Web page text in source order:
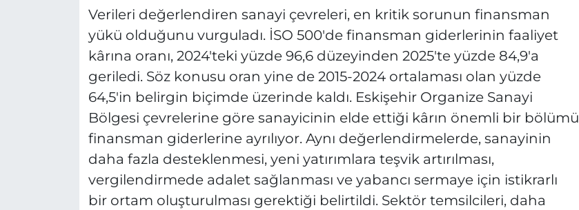
Verileri değerlendiren sanayi çevreleri, en kritik sorunun finansman
yükü olduğunu vurguladı. İSO 500'de finansman giderlerinin faaliyet
kârına oranı, 2024'teki yüzde 96,6 düzeyinden 2025'te yüzde 84,9'a
geriledi. Söz konusu oran yine de 2015-2024 ortalaması olan yüzde
64,5'in belirgin biçimde üzerinde kaldı. Eskişehir Organize Sanayi
Bölgesi çevrelerine göre sanayicinin elde ettiği kârın önemli bir bölümü
finansman giderlerine ayrılıyor. Aynı değerlendirmelerde, sanayinin
daha fazla desteklenmesi, yeni yatırımlara teşvik artırılması,
vergilendirmede adalet sağlanması ve yabancı sermaye için istikrarlı
bir ortam oluşturulması gerektiği belirtildi. Sektör temsilcileri, daha